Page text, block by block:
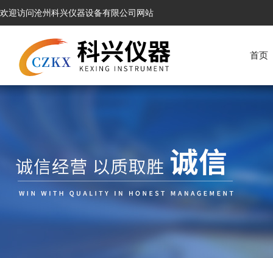
欢迎访问沧州科兴仪器设备有限公司网站
首页